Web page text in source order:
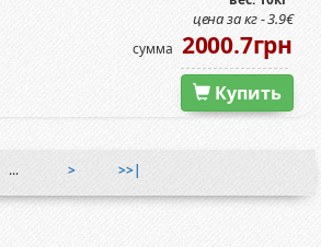
цена за кг - 3.9€
сумма 2000.7грн
Купить
... > >>|